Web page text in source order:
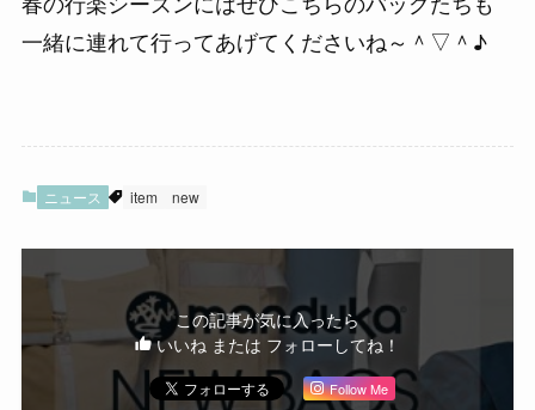
一緒に連れて行ってあげてくださいね～＾▽＾♪
ニュース item new
この記事が気に入ったら
いいね または フォローしてね！
Follow Me